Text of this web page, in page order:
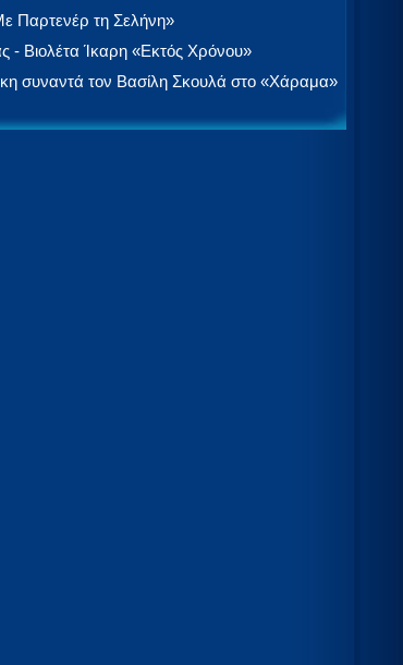
Παρτενέρ τη Σελήνη»
- Βιολέτα Ίκαρη «Εκτός Χρόνου»
συναντά τον Βασίλη Σκουλά στο «Χάραμα»